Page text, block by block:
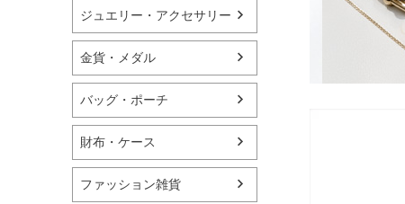
ジュエリー・アクセサリー
金貨・メダル
バッグ・ポーチ
財布・ケース
ファッション雑貨